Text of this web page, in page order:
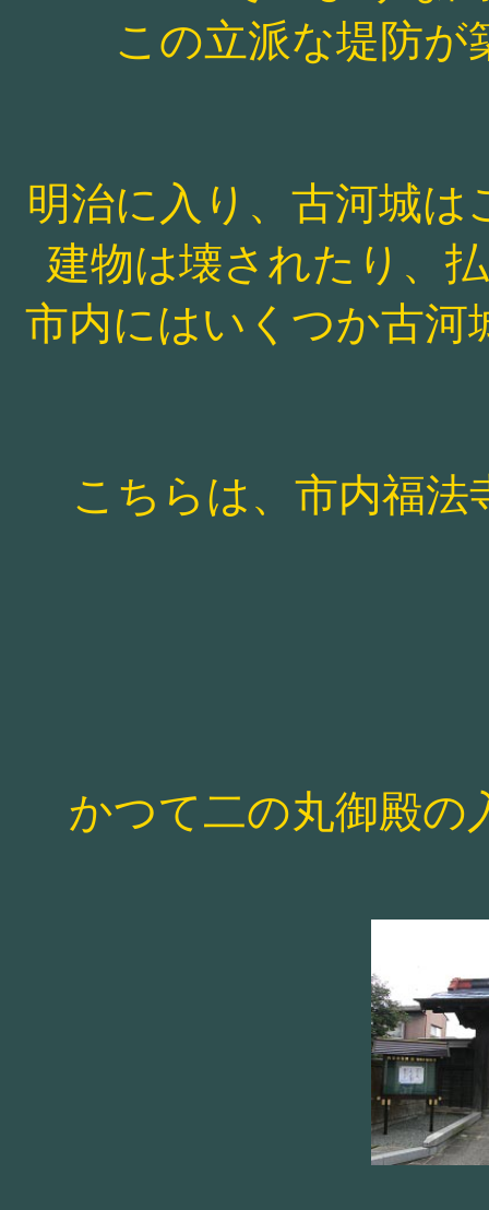
この立派な堤防が
明治に入り、古河城
建物は壊されたり、
市内にはいくつか古河
こちらは、市内福
かつて二の丸御殿の